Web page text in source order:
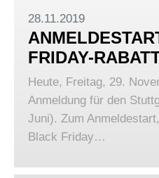
28.11.2019
FRIDAY-
Heute, Freitag, 29.
Anmeldung für den
Juni). Zum
Black Friday…